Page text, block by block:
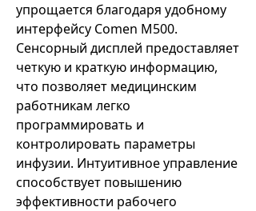
упрощается благодаря удобному
интерфейсу Comen M500.
Сенсорный дисплей предоставляет
четкую и краткую информацию,
что позволяет медицинским
работникам легко
программировать и
контролировать параметры
инфузии. Интуитивное управление
способствует повышению
эффективности рабочего